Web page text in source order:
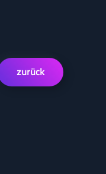
zurück